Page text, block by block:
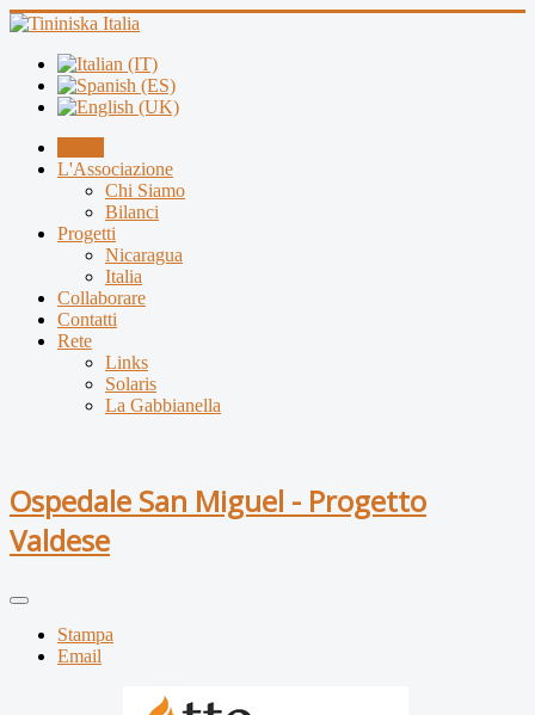
L'Associazione
Chi Siamo
Bilanci
Progetti
Nicaragua
Italia
Collaborare
Contatti
Rete
Links
Solaris
La Gabbianella
Ospedale San Miguel - Progetto
Valdese
Stampa
Email